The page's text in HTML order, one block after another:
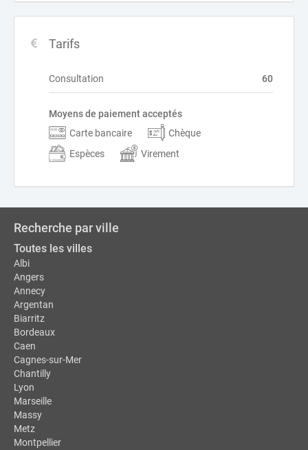
Tarifs
Consultation 60
Moyens de paiement acceptés
Carte bancaire
Chèque
Espèces
Virement
Recherche par ville
Toutes les villes
Albi
Angers
Annecy
Argentan
Biarritz
Bordeaux
Caen
Cagnes-sur-Mer
Chantilly
Lyon
Marseille
Massy
Metz
Montpellier